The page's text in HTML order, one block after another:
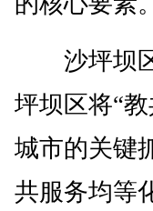
沙坪坝区
坪坝区将“
城市的关键
共服务均等